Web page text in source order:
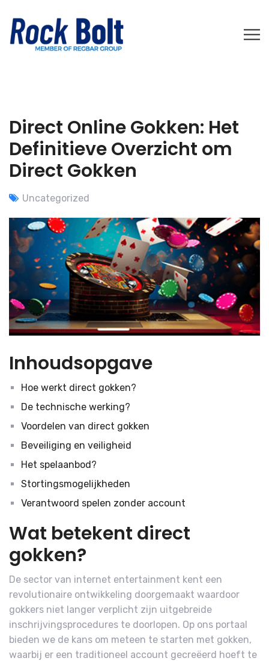
Direct Online Gokken: Het
Definitieve Overzicht om
Direct Gokken
Uncategorized
Inhoudsopgave
Hoe werkt direct gokken?
De technische werking?
Voordelen van direct gokken
Beveiliging en veiligheid
Het spelaanbod?
Stortingsmogelijkheden
Verantwoord spelen zonder account
Wat betekent direct
gokken?
De sector van internet entertainment kent een
revolutionaire ontwikkeling doorgemaakt waardoor
gokkers niet langer verplicht zijn uitgebreide
inschrijvingsprocedures te doorlopen. Op ons portaal
bieden we de kans om meteen te starten met gokken,
waarbij er een traditioneel account gecreëerd hoeft te